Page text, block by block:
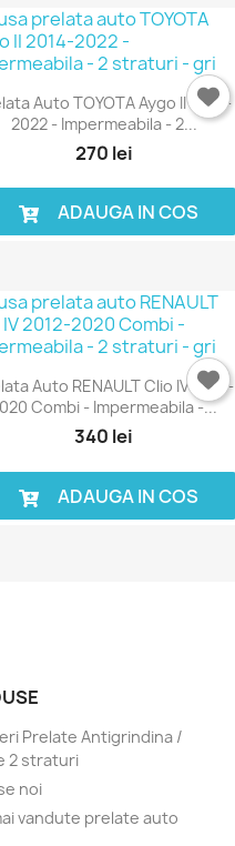
Auto TOYOTA Aygo II 2014-
2022 - Impermeabila - 2...
270 lei
ADAUGA IN COS
Auto RENAULT Clio IV 2012-
Combi - Impermeabila -...
340 lei
ADAUGA IN COS
Prelate Antigrindina /
2 straturi
noi
vandute prelate auto